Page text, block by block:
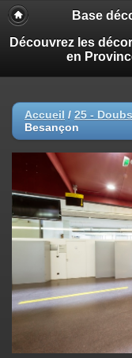
Base
Découvrez les
en
Accueil / 25 - Doubs
Besançon